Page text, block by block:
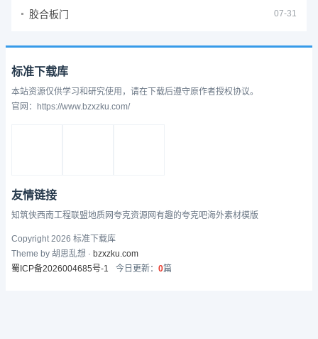
胶合板门 07-31
标准下载库
本站资源仅供学习和研究使用，请在下载后遵守原作者授权协议。
官网：https://www.bzxzku.com/
友情链接
知筑侠西南工程联盟地质网夸克资源网有趣的夸克吧海外素材模版
Copyright 2026 标准下载库
Theme by 胡思乱想 · bzxzku.com
蜀ICP备2026004685号-1
今日更新： 0篇